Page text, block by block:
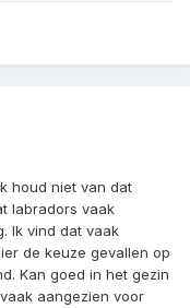
houd niet van dat
labradors vaak
Ik vind dat vaak
de keuze gevallen op
Kan goed in het gezin
aangezien voor